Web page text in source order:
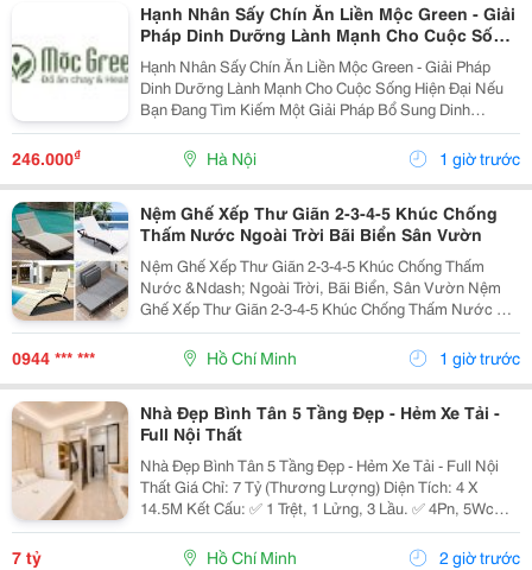
Hạnh Nhân Sấy Chín Ăn Liền Mộc Green - Giải
Pháp Dinh Dưỡng Lành Mạnh Cho Cuộc Sống
Hiện Đại
Hạnh Nhân Sấy Chín Ăn Liền Mộc Green - Giải Pháp
Dinh Dưỡng Lành Mạnh Cho Cuộc Sống Hiện Đại Nếu
Bạn Đang Tìm Kiếm Một Giải Pháp Bổ Sung Dinh
Dưỡng Vừa Thơm Ngon, Vừa Tiện Lợi Để Bắt Đầu
Ngày Mới Hoặc Nạp Năng Lượng Sau Giờ Làm Việc,
Thì Hạnh Nhân...
246.000₫ Hà Nội 1 giờ trước
Nệm Ghế Xếp Thư Giãn 2-3-4-5 Khúc Chống
Thấm Nước Ngoài Trời Bãi Biển Sân Vườn
Nệm Ghế Xếp Thư Giãn 2-3-4-5 Khúc Chống Thấm
Nước &Ndash; Ngoài Trời, Bãi Biển, Sân Vườn Nệm
Ghế Xếp Thư Giãn 2-3-4-5 Khúc Chống Thấm Nước Có
Nhiều Mẫu, Kích Thước, Màu Sắc Và Chất Liệu Phù
Hợp Nhu Cầu Lựa Chọn. Sản Phẩm Hoàn Thiện Tỉ Mỉ,
Bền Đẹp,...
0944 *** *** Hồ Chí Minh 1 giờ trước
Nhà Đẹp Bình Tân 5 Tầng Đẹp - Hẻm Xe Tải -
Full Nội Thất
Nhà Đẹp Bình Tân 5 Tầng Đẹp - Hẻm Xe Tải - Full Nội
Thất Giá Chỉ: 7 Tỷ (Thương Lượng) Diện Tích: 4 X
14.5M Kết Cấu: ✅ 1 Trệt, 1 Lửng, 3 Lầu. ✅ 4Pn, 5Wc
(Có Thể Bố Trí 6Pn). ✅ Phòng Thờ, Phòng Giặt, Sân
Thượng. Hẻm Xe Tải, Gần Mặt Tiền, Thuận...
7 tỷ Hồ Chí Minh 2 giờ trước